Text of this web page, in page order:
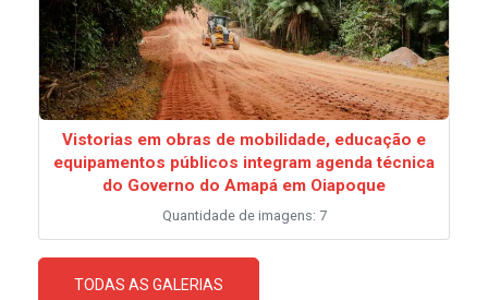
Vistorias em obras de mobilidade, educação e
equipamentos públicos integram agenda técnica
do Governo do Amapá em Oiapoque
Quantidade de imagens: 7
TODAS AS GALERIAS